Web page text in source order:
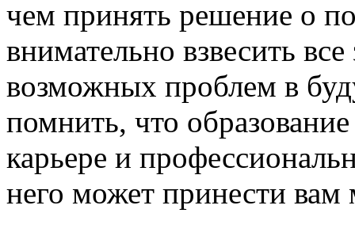
чем принять решение о
внимательно взвесить
возможных проблем в
помнить, что
карьере и
него может принести вам